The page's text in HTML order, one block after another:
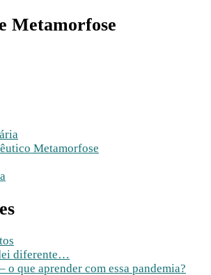
Metamorfose
Metamorfose
diferente…
o que aprender com essa pandemia?